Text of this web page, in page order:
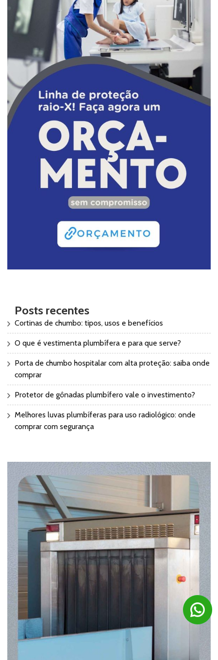
Posts recentes
Cortinas de chumbo: tipos, usos e benefícios
O que é vestimenta plumbífera e para que serve?
Porta de chumbo hospitalar com alta proteção: saiba onde
comprar
Protetor de gônadas plumbífero vale o investimento?
Melhores luvas plumbíferas para uso radiológico: onde
comprar com segurança